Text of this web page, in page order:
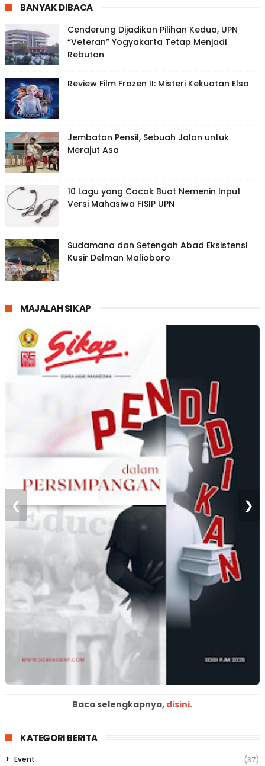
BANYAK DIBACA
Cenderung Dijadikan Pilihan Kedua, UPN
“Veteran” Yogyakarta Tetap Menjadi
Rebutan
Review Film Frozen II: Misteri Kekuatan Elsa
Jembatan Pensil, Sebuah Jalan untuk
Merajut Asa
10 Lagu yang Cocok Buat Nemenin Input
Versi Mahasiwa FISIP UPN
Sudamana dan Setengah Abad Eksistensi
Kusir Delman Malioboro
MAJALAH SIKAP
❮ ❯
Baca selengkapnya, disini.
KATEGORI BERITA
Event
(37)